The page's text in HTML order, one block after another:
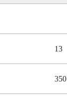
13
350